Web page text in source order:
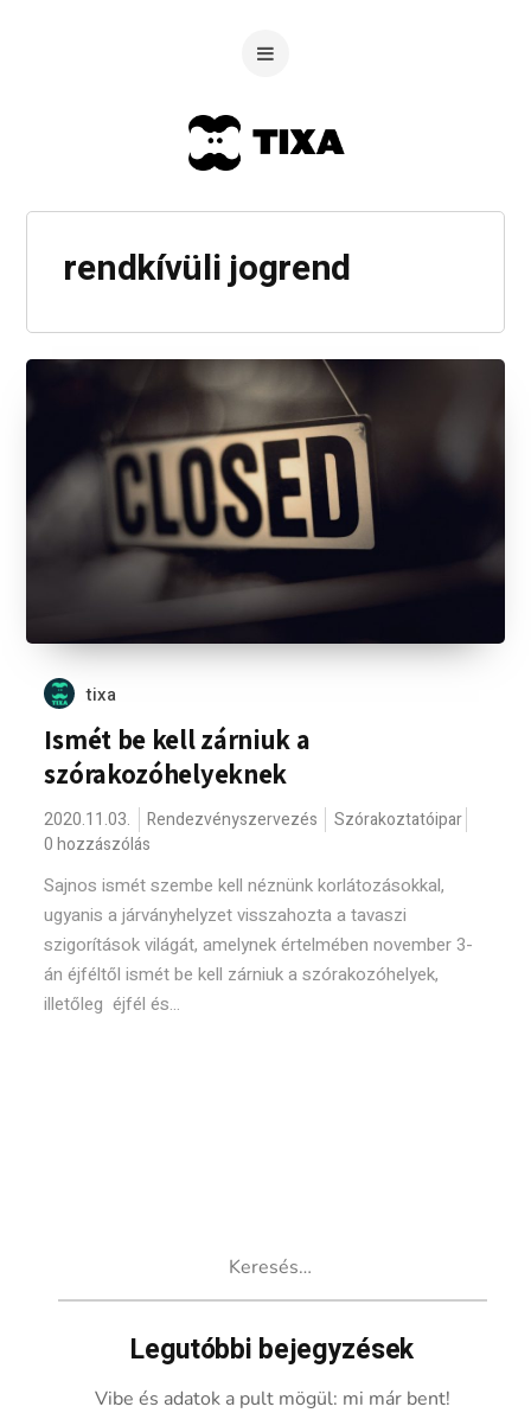
rendkívüli jogrend
tixa
Ismét be kell zárniuk a
szórakozóhelyeknek
2020.11.03. Rendezvényszervezés
Szórakoztatóipar
0 hozzászólás
Sajnos ismét szembe kell néznünk korlátozásokkal,
ugyanis a járványhelyzet visszahozta a tavaszi
szigorítások világát, amelynek értelmében november 3-
án éjféltől ismét be kell zárniuk a szórakozóhelyek,
illetőleg éjfél és...
Legutóbbi bejegyzések
Vibe és adatok a pult mögül: mi már bent!